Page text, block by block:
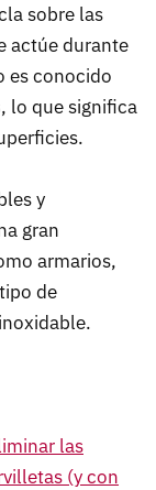
sobre las
actúe durante
es conocido
, lo que significa
y
gran
armarios,
de
las
(y con